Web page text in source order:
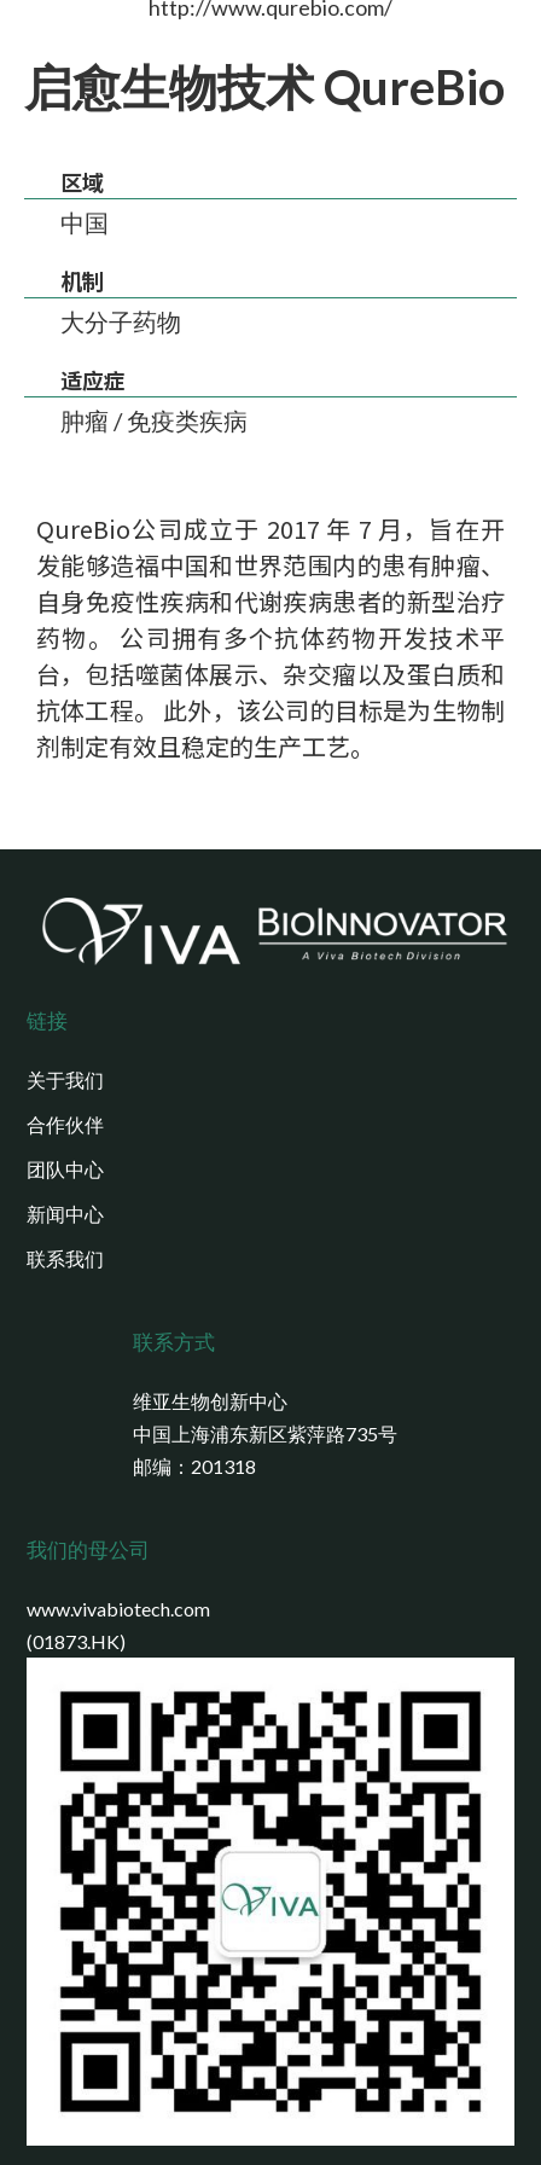
http://www.qurebio.com/
启愈生物技术 QureBio
区域
中国
机制
大分子药物
适应症
肿瘤 / 免疫类疾病
QureBio公司成立于 2017 年 7 月，旨在开
发能够造福中国和世界范围内的患有肿瘤、
自身免疫性疾病和代谢疾病患者的新型治疗
药物。 公司拥有多个抗体药物开发技术平
台，包括噬菌体展示、杂交瘤以及蛋白质和
抗体工程。 此外，该公司的目标是为生物制
剂制定有效且稳定的生产工艺。
链接
关于我们
合作伙伴
团队中心
新闻中心
联系我们
联系方式
维亚生物创新中心
中国上海浦东新区紫萍路735号
邮编：201318
我们的母公司
www.vivabiotech.com
(01873.HK)